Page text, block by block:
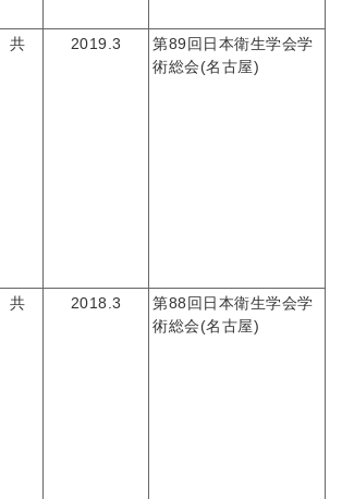
共 2019.3
第89回日本衛生学会学
術総会(名古屋)
共 2018.3
第88回日本衛生学会学
術総会(名古屋)